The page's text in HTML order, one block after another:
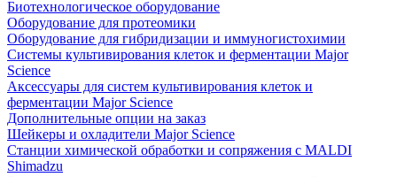
Биотехнологическое оборудование
Оборудование для протеомики
Оборудование для гибридизации и иммуногистохимии
Системы культивирования клеток и ферментации Major
Science
Аксессуары для систем культивирования клеток и
ферментации Major Science
Дополнительные опции на заказ
Шейкеры и охладители Major Science
Станции химической обработки и сопряжения с MALDI
Shimadzu